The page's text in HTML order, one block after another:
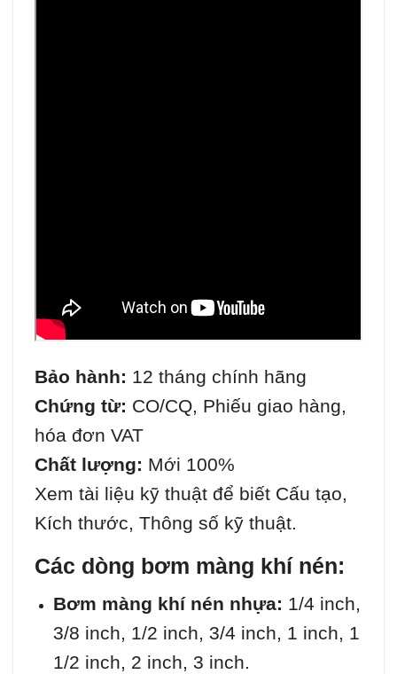
Bảo hành: 12 tháng chính hãng
Chứng từ: CO/CQ, Phiếu giao hàng,
hóa đơn VAT
Chất lượng: Mới 100%
Xem tài liệu kỹ thuật để biết Cấu tạo,
Kích thước, Thông số kỹ thuật.
Các dòng bơm màng khí nén:
Bơm màng khí nén nhựa: 1/4 inch,
3/8 inch, 1/2 inch, 3/4 inch, 1 inch, 1
1/2 inch, 2 inch, 3 inch.